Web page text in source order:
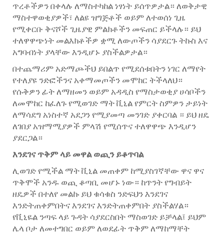
ጥረቶችዎን በቀላሉ ለማስተካከል ነፃነት ይሰጥዎታል። ለወቅታዊ
ማስተዋወቂያዎች፣ ለልዩ ዝግጅቶች ወይም ለተወሰነ ጊዜ
የሚቀርቡ ቅናሾች ጊዜያዊ ምልክቶችን መፍጠር ይችላሉ። ይህ
ተለዋዋጭነት መልእክቶችዎ ቋሚ ለውጦችን ሳያደርጉ ትኩስ እና
አግባብነት ያላቸው እንዲሆኑ ያስችልዎታል።
በተጨማሪም አድማጮችህ ይበልጥ የሚደሰቱበትን ነገር ለማየት
የተለያዩ ንድፎችንና አቀማመጦችን መሞከር ትችላለህ።
የሱቅዎን ፊት ለማዘመን ወይም አዳዲስ የማስታወቂያ ሀሳቦችን
ለመሞከር ከፈለጉ የሚወገድ ማት ቪኒል የምርት ስምዎን ታይነት
ለማሳደግ አነስተኛ አደጋን የሚያመጣ መንገድ ያቀርባል ። ይህ ዘዴ
ለገበያ አዝማሚያዎች ምላሽ የሚሰጥና ተለዋዋጭ እንዲሆን
ያደርጋል።
እንደገና ጥቅም ላይ መዋል ወጪን ይቆጥባል
ሊወገድ የሚችል ማት ቪኒል መጠቀም ከሚያስገኛቸው ዋና ዋና
ጥቅሞች አንዱ ወጪ ቆጣቢ መሆኑ ነው። ከጥንት የግብይት
ዘዴዎች በተለየ መልኩ ይህ ቁሳቁስ ንድፍህን እንደገና
እንድትጠቀምበትና እንደገና እንድትጠቀምበት ያስችልሃል።
የቪኒዬል ንጣፍ ላይ ጉዳት ሳያደርስበት ማስወገድ ይቻላል፤ ይህም
ሌላ ቦታ ለመተግበር ወይም ለወደፊት ጥቅም ለማከማቸት